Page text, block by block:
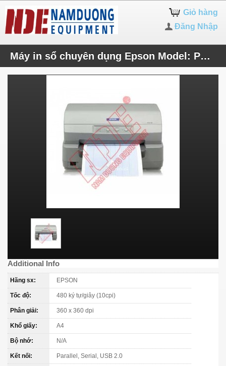
Giỏ hàng
Đăng Nhập
Máy in sổ chuyên dụng Epson Model: PLQ-20
Additional Info
Hãng sx: EPSON
Tốc độ: 480 ký tự/giây (10cpi)
Phân giải: 360 x 360 dpi
Khổ giấy: A4
Bộ nhớ: N/A
Kết nối: Parallel, Serial, USB 2.0